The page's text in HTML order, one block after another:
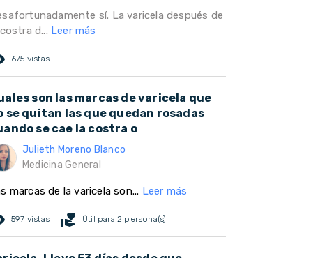
sí. La varicela después de
d... Leer más
675 vistas
son las marcas de varicela que
se quitan las que quedan rosadas
se cae la costra o
Julieth Moreno Blanco
Medicina General
marcas de la varicela son... Leer más
597 vistas volunteer_activism Útil para 2 persona(s)